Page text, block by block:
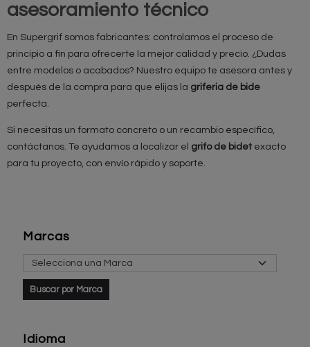
Marcas
Idioma
asesoramiento técnico
En Supergrif somos fabricantes: controlamos el proceso de
principio a fin para ofrecerte la mejor calidad y precio. ¿Dudas
entre modelos o acabados? Nuestro equipo te asesora antes y
después de la compra para que elijas la griferia de bide
perfecta.
Si necesitas un formato concreto o un recambio específico,
contáctanos. Te ayudamos a localizar el grifo de bidet exacto
para tu proyecto, con envío rápido y soporte.